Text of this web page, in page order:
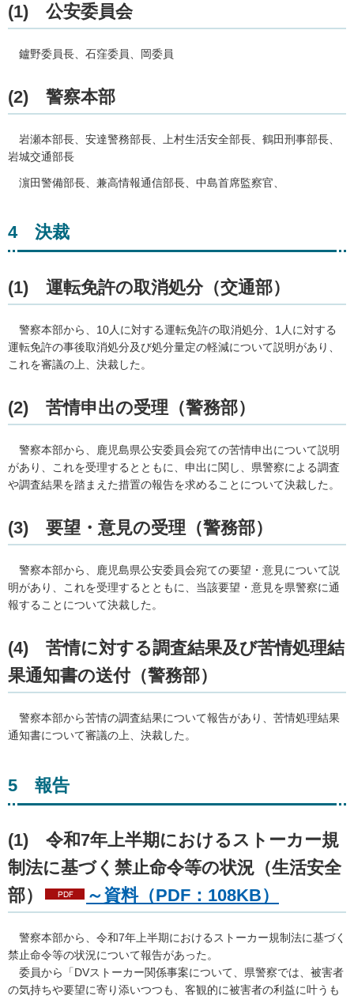
(1) 公安委員会
鑪野委員長、石窪委員、岡委員
(2) 警察本部
岩瀬本部長、安達警務部長、
上村生活安全部長、鶴田刑事部長、
岩城交通部長
濵田警備部長、兼高情報通信部長、中島首席監察官、
4 決裁
(1) 運転免許の取消処分（交通部）
警察本部から、10人に対する運転免許の取消処分、1人に対する
運転免許の事後取消処分及び処分量定の軽減について説明があり、
これを審議の上、決裁した。
(2) 苦情申出の受理（警務部）
警察本部から、鹿児島県公安委員会宛ての苦情申出について説明
があり、これを受理するとともに、申出に関し、県警察による調査
や調査結果を踏まえた措置の報告を求めることについて決裁した。
(3) 要望・意見の受理（警務部）
警察本部から、鹿児島県公安委員会宛ての要望・意見について説
明があり、これを受理するとともに、当該要望・意見を県警察に通
報することについて決裁した。
(4) 苦情に対する調査結果及び苦情処理結
果通知書の送付（警務部）
警察本部から苦情の調査結果について報告があり、苦情処理結果
通知書について審議の上、決裁した。
5 報告
(1) 令和7年上半期におけるストーカー規
制法に基づく禁止命令等の状況（生活安全
部）
～資料（PDF：108KB）
警察本部から、令和7年上半期におけるストーカー規制法に基づく
禁止命令等の状況について報告があった。
委員から「DVストーカー関係事案について、県警察では、被害者
の気持ちや要望に寄り添いつつも、客観的に被害者の利益に叶うも